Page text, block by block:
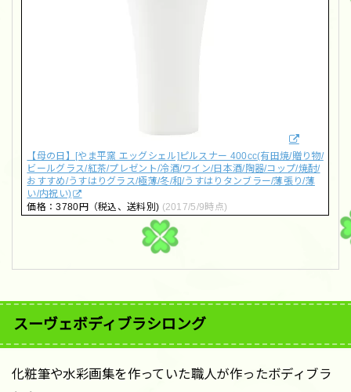
【母の日】[やま平窯 エッグシェル]ピルスナー 400cc(有田焼/贈り物/
ビールグラス/紅茶/プレゼント/冷酒/ワイン/日本酒/陶器/コップ/焼酎/
おすすめ/うすはりグラス/極薄/冬/和/うすはりタンブラー/薄張り/薄
い/内祝い)
価格：3780円（税込、送料別) (2017/5/9時点)
スーヴェボディブラシロング
化粧筆や水彩画集を作っていた職人が作ったボディブラ